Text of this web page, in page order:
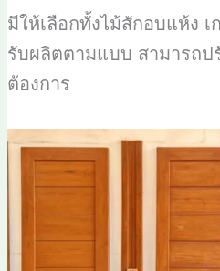
มีให้เลือกทั้งไม้สักอบแห้ง เ
รับผลิตตามแบบ สามารถ
ต้องการ